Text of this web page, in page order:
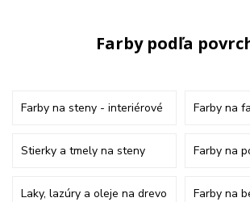
Farby podľa
Farby na steny - interiérové Farby na
Stierky a tmely na steny Farby na
Laky, lazúry a oleje na drevo Farby na